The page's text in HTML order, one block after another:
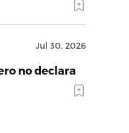
Jul 30, 2026
no declara